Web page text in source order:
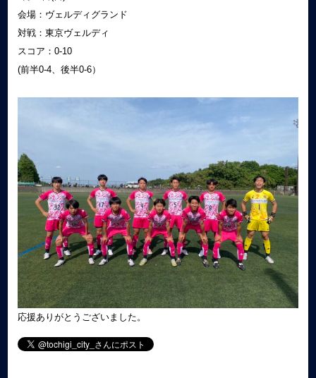
会場：ヴェルディグランド
対戦：東京ヴェルディ
スコア：0-10
(前半0-4、後半0-6）
応援ありがとうございました。